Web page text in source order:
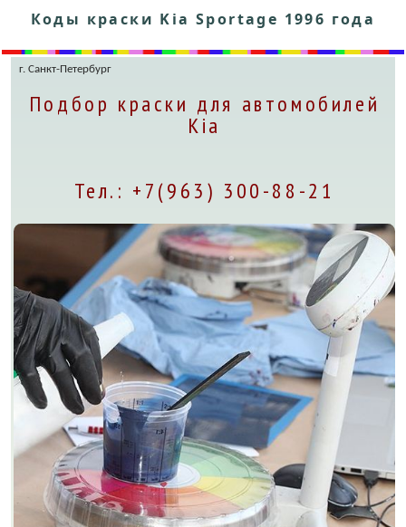
Коды краски Kia Sportage 1996 года
г. Санкт-Петербург
Подбор краски для автомобилей
Kia
Тел.: +7(963) 300-88-21